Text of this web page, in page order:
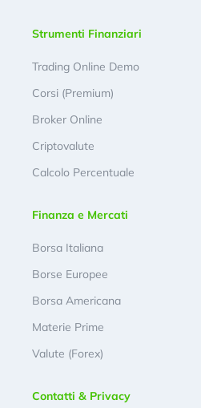
Strumenti Finanziari
Trading Online Demo
Corsi (Premium)
Broker Online
Criptovalute
Calcolo Percentuale
Finanza e Mercati
Borsa Italiana
Borse Europee
Borsa Americana
Materie Prime
Valute (Forex)
Contatti & Privacy